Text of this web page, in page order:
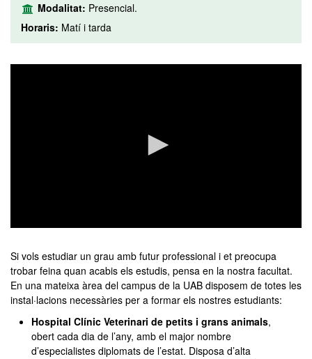
Modalitat: Presencial.
Horaris: Matí i tarda
of
0
seconds
Si vols estudiar un grau amb futur professional i et preocupa
trobar feina quan acabis els estudis, pensa en la nostra facultat.
En una mateixa àrea del campus de la UAB disposem de totes les
instal·lacions necessàries per a formar els nostres estudiants:
Hospital Clínic Veterinari de petits i grans animals,
obert cada dia de l’any, amb el major nombre
d’especialistes diplomats de l’estat. Disposa d’alta